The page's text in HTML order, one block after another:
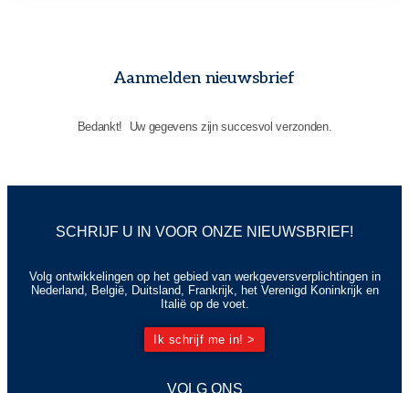
Aanmelden nieuwsbrief
Bedankt! Uw gegevens zijn succesvol verzonden.
VOLG ONS
SCHRIJF U IN VOOR ONZE NIEUWSBRIEF!
Volg ontwikkelingen op het gebied van werkgeversverplichtingen in
Nederland, België, Duitsland, Frankrijk, het Verenigd Koninkrijk en
Italië op de voet.
Ik schrijf me in! >